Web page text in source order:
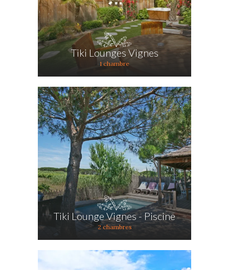
Tiki Lounges Vignes
1 chambre
Tiki Lounge Vignes - Piscine
2 chambres